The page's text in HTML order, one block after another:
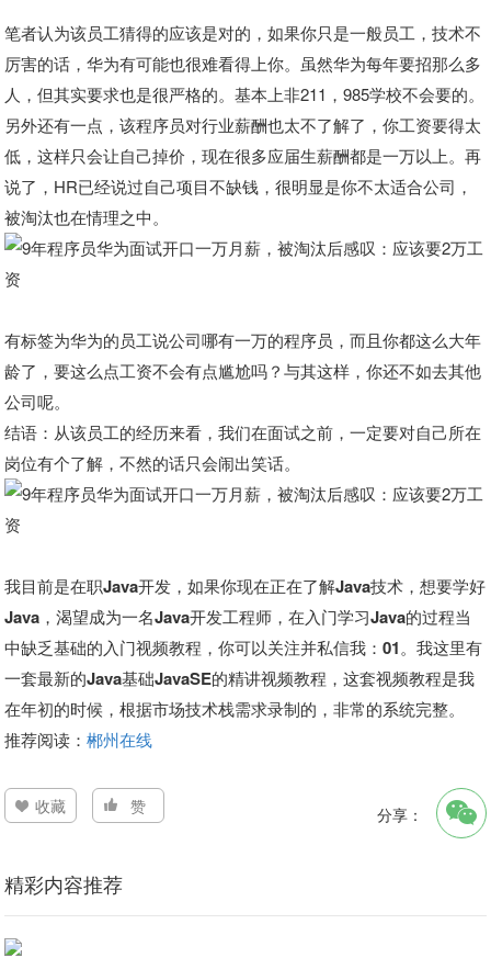
笔者认为该员工猜得的应该是对的，如果你只是一般员工，技术不
厉害的话，华为有可能也很难看得上你。虽然华为每年要招那么多
人，但其实要求也是很严格的。基本上非211，985学校不会要的。
另外还有一点，该程序员对行业薪酬也太不了解了，你工资要得太
低，这样只会让自己掉价，现在很多应届生薪酬都是一万以上。再
说了，HR已经说过自己项目不缺钱，很明显是你不太适合公司，
被淘汰也在情理之中。
有标签为华为的员工说公司哪有一万的程序员，而且你都这么大年
龄了，要这么点工资不会有点尴尬吗？与其这样，你还不如去其他
公司呢。
结语：从该员工的经历来看，我们在面试之前，一定要对自己所在
岗位有个了解，不然的话只会闹出笑话。
我目前是在职Java开发，如果你现在正在了解Java技术，想要学好
Java，渴望成为一名Java开发工程师，在入门学习Java的过程当
中缺乏基础的入门视频教程，你可以关注并私信我：01。我这里有
一套最新的Java基础JavaSE的精讲视频教程，这套视频教程是我
在年初的时候，根据市场技术栈需求录制的，非常的系统完整。
推荐阅读：郴州在线
收藏 赞 分享：
精彩内容推荐